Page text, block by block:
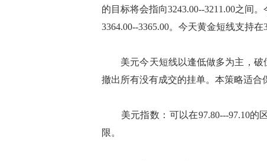
的目标将会指向3243.00--3211.00之间
3364.00--3365.00。今天黄金短线支持在
美元今天短线以逢低做多为主，破
撤出所有没有成交的挂单。本策略适合
美元指数：可以在97.80---97.10的
限。